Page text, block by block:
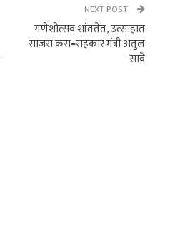
NEXT POST
गणेशोत्सव शांततेत, उत्साहात
साजरा करा=सहकार मंत्री अतुल
सावे